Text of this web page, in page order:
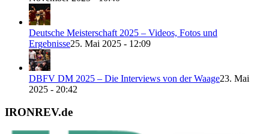
Deutsche Meisterschaft 2025 – Videos, Fotos und
Ergebnisse25. Mai 2025 - 12:09
DBFV DM 2025 – Die Interviews von der Waage23. Mai
2025 - 20:42
IRONREV.de